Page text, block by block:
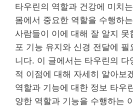
타우린의 역할과 건강에 미치
몸에서 중요한 역할을 수행하
사람들이 이에 대해 잘 알지 못
포 기능 유지와 신경 전달에 필
니다. 이 글에서는 타우린의 다
적 이점에 대해 자세히 알아보
역할과 기능에 대한 정보 타우
양한 역할과 기능을 수행하는